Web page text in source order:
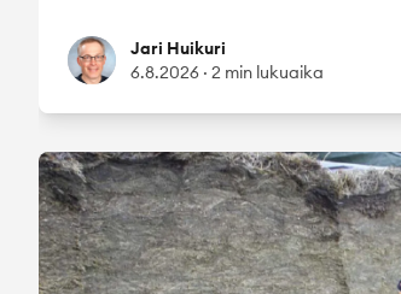
Jari HuikuriJari Huikuri
6.8.2026 · 2 min lukuaika